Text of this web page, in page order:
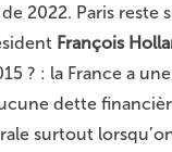
2022. Paris reste
François
? : la France a une
dette
surtout